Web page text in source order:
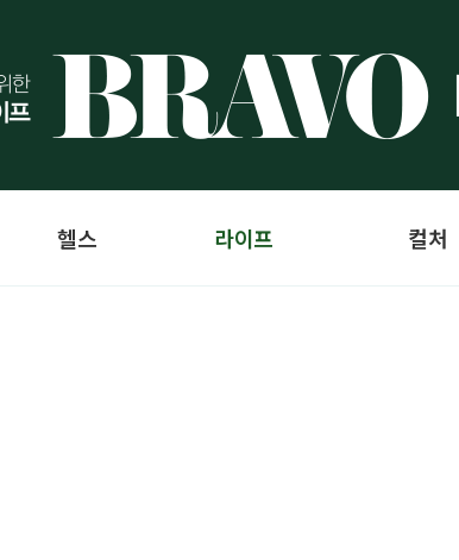
헬스 라이프 컬처